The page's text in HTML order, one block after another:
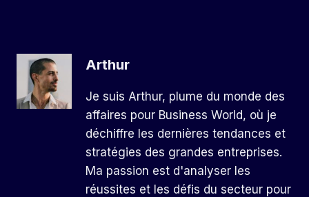
Arthur
Je suis Arthur, plume du monde des
affaires pour Business World, où je
déchiffre les dernières tendances et
stratégies des grandes entreprises.
Ma passion est d'analyser les
réussites et les défis du secteur pour